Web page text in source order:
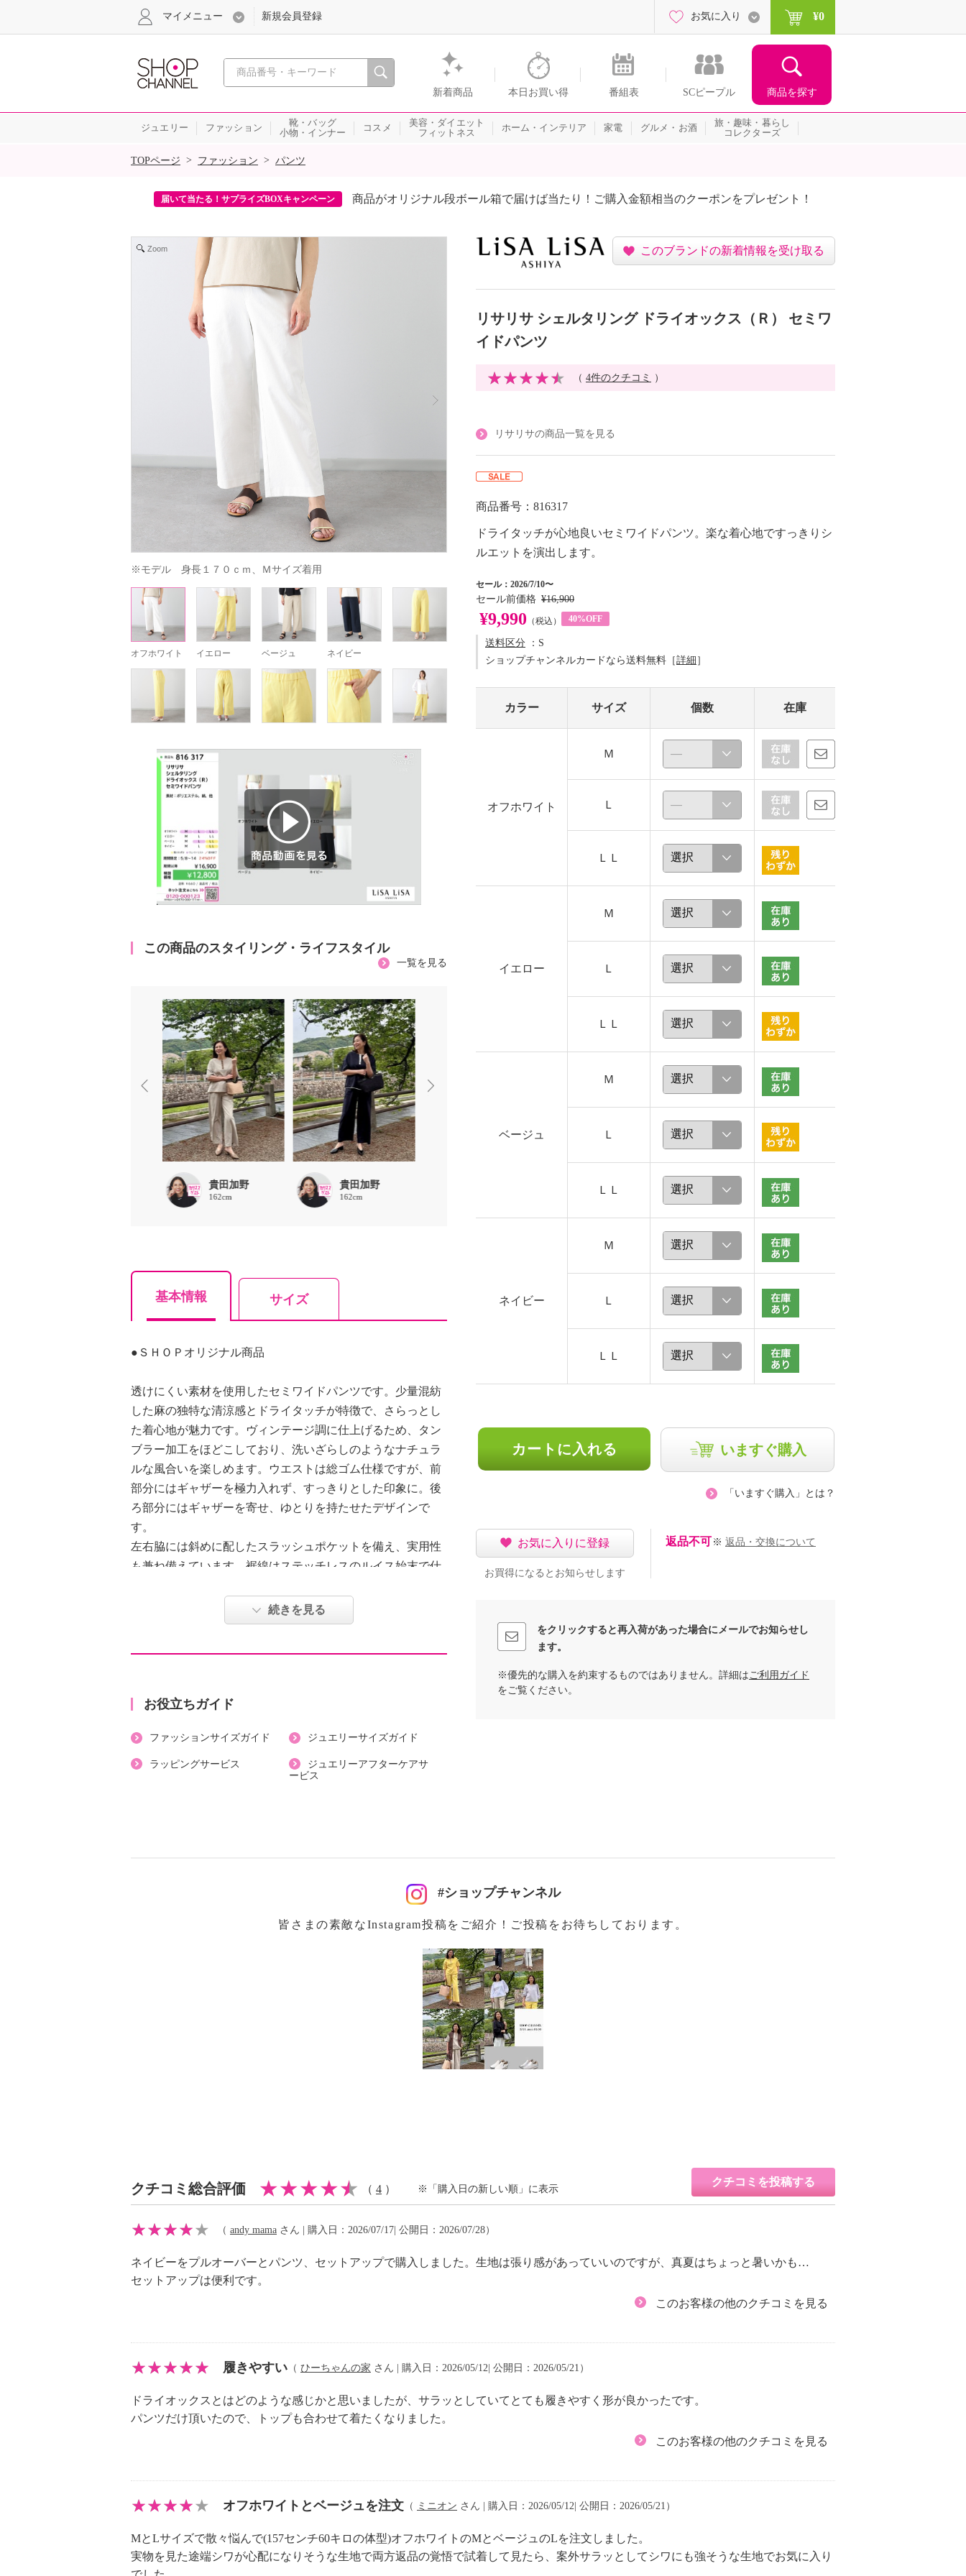
心おどる、瞬間を。通販・テレビショッピングのショップチャンネル
新着商品 本日お買い得 番組表 SCピープル 商品を探す
マイメニュー 新規会員登録 お気に入り ¥0
ジュエリー ファッション
靴・バッグ
小物・インナー
コスメ
美容・ダイエット
フィットネス
ホーム・インテリア 家電 グルメ・お酒
旅・趣味・暮らし
コレクターズ
SALE
TOPページ > ファッション > パンツ
届いて当たる！サプライズBOXキャンペーン 商品がオリジナル段ボール箱で届けば当たり！ご購入金額相当のクーポンをプレゼント！
Zoom
※モデル　身長１７０ｃｍ、Ｍサイズ着用
オフホワイト イエロー ベージュ ネイビー
商品動画を見る
この商品のスタイリング・ライフスタイル
一覧を見る
貴田加野
162cm
貴田加野
162cm
貴田加野
162cm
基本情報 サイズ
●ＳＨＯＰオリジナル商品
透けにくい素材を使用したセミワイドパンツです。少量混紡
した麻の独特な清涼感とドライタッチが特徴で、さらっとし
た着心地が魅力です。ヴィンテージ調に仕上げるため、タン
ブラー加工をほどこしており、洗いざらしのようなナチュラ
ルな風合いを楽しめます。ウエストは総ゴム仕様ですが、前
部分にはギャザーを極力入れず、すっきりとした印象に。後
ろ部分にはギャザーを寄せ、ゆとりを持たせたデザインで
す。
左右脇には斜めに配したスラッシュポケットを備え、実用性
も兼ね備えています。裾線はステッチレスのルイス始末で仕
す。適度な幅を持たせたセミワイドシルエットで、上品な脚
さばきを演出します。ご家庭で洗濯機洗いしていただける、
・ボトムウエスト：総ゴム
・スリット：なし
・ポケット：外側（前）２個
・ドライクリーニング：石油系ドライクリーニング可
続きを見る
お役立ちガイド
ファッションサイズガイド ジュエリーサイズガイド
ラッピングサービス
ジュエリーアフターケアサ
ービス
このブランドの新着情報を受け取る
リサリサ シェルタリング ドライオックス（Ｒ） セミワ
イドパンツ
（ 4件のクチコミ ）
リサリサの商品一覧を見る
商品番号：816317
ドライタッチが心地良いセミワイドパンツ。楽な着心地ですっきりシ
ルエットを演出します。
セール：2026/7/10〜
セール前価格 ¥16,900
¥9,990 （税込） 40%OFF
送料区分 ：S
ショップチャンネルカードなら送料無料［詳細 ］
カラー サイズ 個数 在庫
オフホワイト
Ｍ
Ｌ
ＬＬ
イエロー
Ｍ
Ｌ
ＬＬ
ベージュ
Ｍ
Ｌ
ＬＬ
ネイビー
Ｍ
Ｌ
ＬＬ
カートに入れる いますぐ購入
「いますぐ購入」とは？
お気に入りに登録
お買得になるとお知らせします
返品不可 ※ 返品・交換について
をクリックすると再入荷があった場合にメールでお知らせし
ます。
※優先的な購入を約束するものではありません。詳細は ご利用ガイド
をご覧ください。
#ショップチャンネル
皆さまの素敵なInstagram投稿をご紹介！ご投稿をお待ちしております。
クチコミ総合評価 （ 4 ）
クチコミを投稿する
※「購入日の新しい順」に表示
（ andy mama さん | 購入日：2026/07/17| 公開日：2026/07/28）
ネイビーをプルオーバーとパンツ、セットアップで購入しました。生地は張り感があっていいのですが、真夏はちょっと暑いかも…
セットアップは便利です。
このお客様の他のクチコミを見る
履きやすい （ ひーちゃんの家 さん | 購入日：2026/05/12| 公開日：2026/05/21）
ドライオックスとはどのような感じかと思いましたが、サラッとしていてとても履きやすく形が良かったです。
パンツだけ頂いたので、トップも合わせて着たくなりました。
このお客様の他のクチコミを見る
オフホワイトとベージュを注文 （ ミニオン さん | 購入日：2026/05/12| 公開日：2026/05/21）
MとLサイズで散々悩んで(157センチ60キロの体型)オフホワイトのMとベージュのLを注文しました。
実物を見た途端シワが心配になりそうな生地で両方返品の覚悟で試着して見たら、案外サラッとしてシワにも強そうな生地でお気に入り